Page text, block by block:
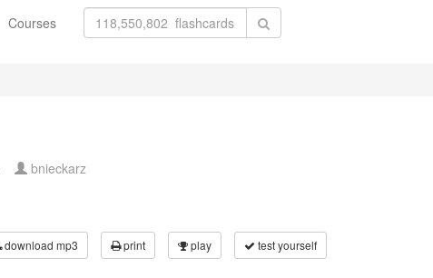
Courses
bnieckarz
download mp3 print play test yourself